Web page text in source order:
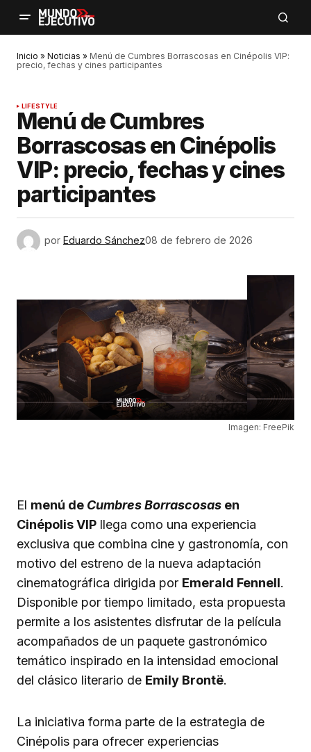
Inicio » Noticias » Menú de Cumbres Borrascosas en Cinépolis VIP:
precio, fechas y cines participantes
LIFESTYLE
Menú de Cumbres
Borrascosas en Cinépolis
VIP: precio, fechas y cines
participantes
por Eduardo Sánchez08 de febrero de 2026
Imagen: FreePik
El menú de Cumbres Borrascosas en
Cinépolis VIP llega como una experiencia
exclusiva que combina cine y gastronomía, con
motivo del estreno de la nueva adaptación
cinematográfica dirigida por Emerald Fennell.
Disponible por tiempo limitado, esta propuesta
permite a los asistentes disfrutar de la película
acompañados de un paquete gastronómico
temático inspirado en la intensidad emocional
del clásico literario de Emily Brontë.
La iniciativa forma parte de la estrategia de
Cinépolis para ofrecer experiencias